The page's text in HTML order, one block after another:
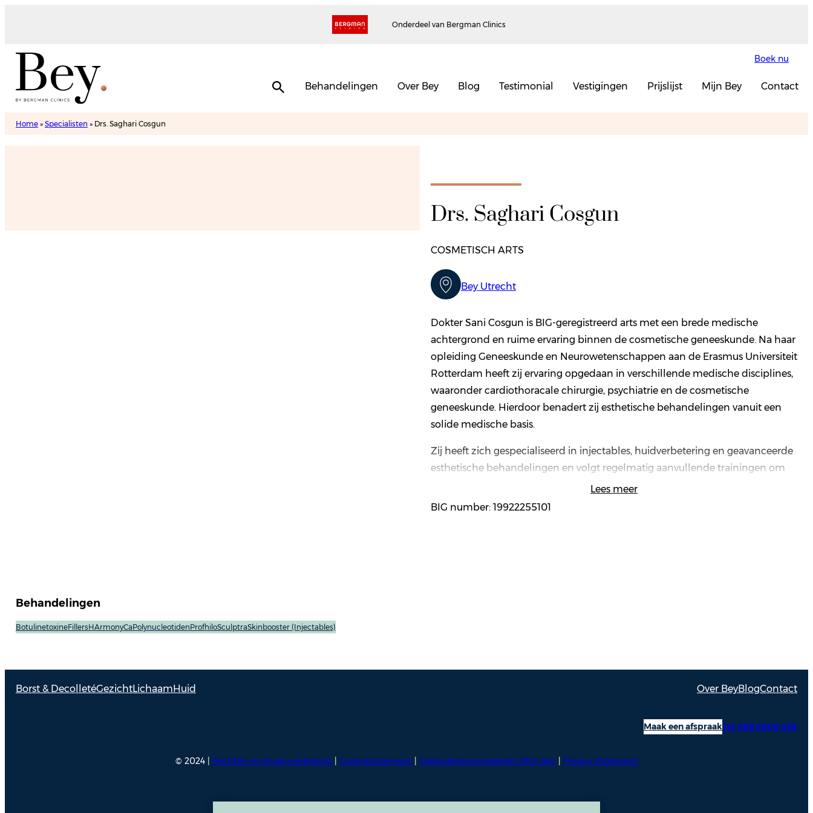
Onderdeel van Bergman Clinics
Boek nu
Behandelingen Over Bey Blog Testimonial Vestigingen Prijslijst Mijn Bey Contact
Home» Specialisten » Drs. Saghari Cosgun
Drs. Saghari Cosgun
COSMETISCH ARTS
Bey Utrecht
Dokter Sani Cosgun is BIG-geregistreerd arts met een brede medische
achtergrond en ruime ervaring binnen de cosmetische geneeskunde. Na haar
opleiding Geneeskunde en Neurowetenschappen aan de Erasmus Universiteit
Rotterdam heeft zij ervaring opgedaan in verschillende medische disciplines,
waaronder cardiothoracale chirurgie, psychiatrie en de cosmetische
geneeskunde. Hierdoor benadert zij esthetische behandelingen vanuit een
solide medische basis.
Zij heeft zich gespecialiseerd in injectables, huidverbetering en geavanceerde
esthetische behandelingen en volgt regelmatig aanvullende trainingen om
op de hoogte te blijven van de nieuwste ontwikkelingen en technieken
binnen haar vakgebied. Haar werkwijze kenmerkt zich door precisie,
2026 is dokter Cosgun werkzaam bij Bey by Bergman Clinics in Utrecht.
Lees meer
BIG number: 19922255101
Behandelingen
BotulinetoxineFillersHArmonyCaPolynucleotidenProfhiloSculptraSkinbooster (Injectables)
Borst & DecolletéGezichtLichaam Huid Over BeyBlogContact
Maak een afspraakTel: 088 9000 535
© 2024 | Rechten en privacyverklaring Cookiestatement Gebruikersvoorwaarden Mijn Bey| Privacy statement